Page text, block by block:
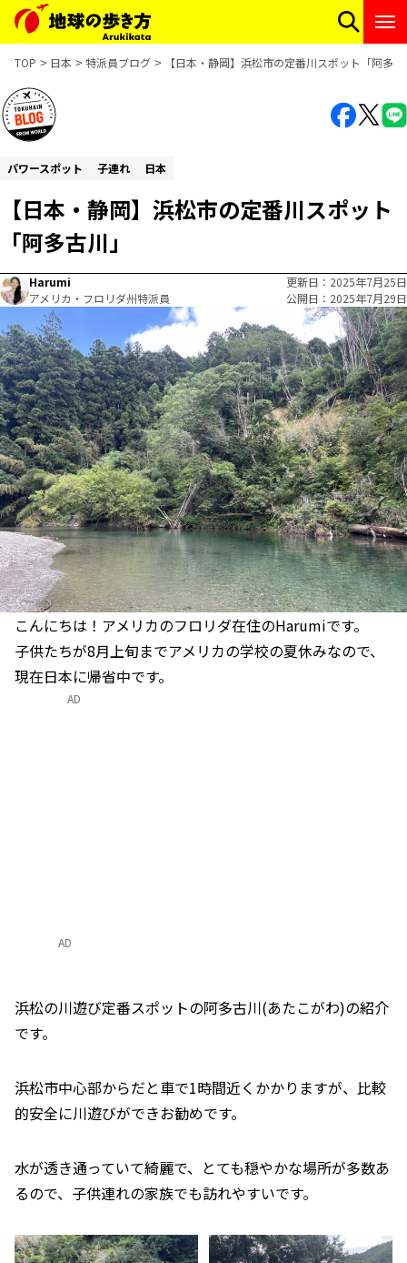
TOP 日本 特派員ブログ 【日本・静岡】浜松市の定番川スポット「阿多
パワースポット 子連れ 日本
【日本・静岡】浜松市の定番川スポット
「阿多古川」
Harumi
アメリカ・フロリダ州特派員
更新日
2025年7月25日
公開日
2025年7月29日
こんにちは！アメリカのフロリダ在住のHarumiです。
子供たちが8月上旬までアメリカの学校の夏休みなので、
現在日本に帰省中です。
AD
浜松の川遊び定番スポットの阿多古川(あたこがわ)の紹介
です。
浜松市中心部からだと車で1時間近くかかりますが、比較
的安全に川遊びができお勧めです。
水が透き通っていて綺麗で、とても穏やかな場所が多数あ
るので、子供連れの家族でも訪れやすいです。
AD